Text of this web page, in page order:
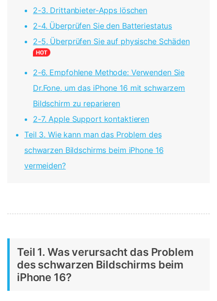
2-3. Drittanbieter-Apps löschen
2-4. Überprüfen Sie den Batteriestatus
2-5. Überprüfen Sie auf physische Schäden
2-6. Empfohlene Methode: Verwenden Sie
Dr.Fone, um das iPhone 16 mit schwarzem
Bildschirm zu reparieren
2-7. Apple Support kontaktieren
Teil 3. Wie kann man das Problem des
schwarzen Bildschirms beim iPhone 16
vermeiden?
Teil 1. Was verursacht das Problem
des schwarzen Bildschirms beim
iPhone 16?